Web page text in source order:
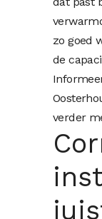
zo goed
de
verder